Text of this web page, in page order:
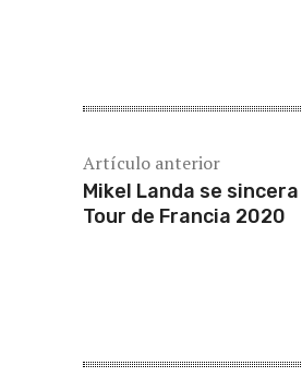
Artículo anterior
Mikel Landa se
Tour de Francia 2020